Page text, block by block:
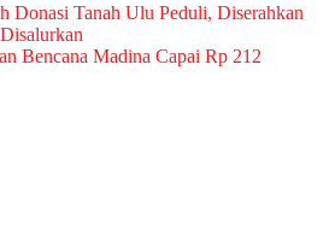
Donasi Tanah Ulu Peduli, Diserahkan
Bencana Madina Capai Rp 212